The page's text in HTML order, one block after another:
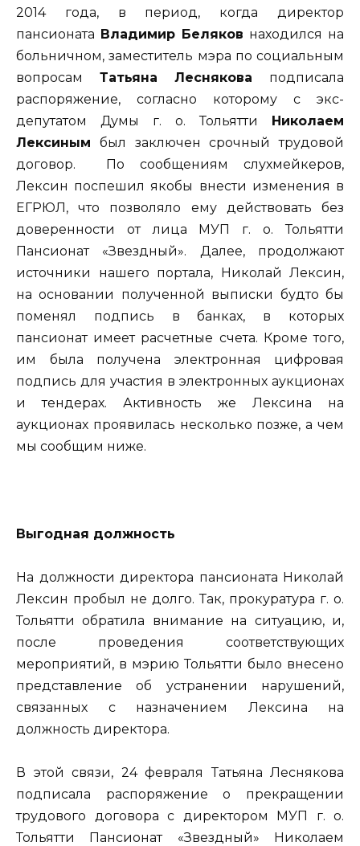
2014 года, в период, когда директор
пансионата Владимир Беляков находился на
больничном, заместитель мэра по социальным
вопросам Татьяна Леснякова подписала
распоряжение, согласно которому с экс-
депутатом Думы г. о. Тольятти Николаем
Лексиным был заключен срочный трудовой
договор. По сообщениям слухмейкеров,
Лексин поспешил якобы внести изменения в
ЕГРЮЛ, что позволяло ему действовать без
доверенности от лица МУП г. о. Тольятти
Пансионат «Звездный». Далее, продолжают
источники нашего портала, Николай Лексин,
на основании полученной выписки будто бы
поменял подпись в банках, в которых
пансионат имеет расчетные счета. Кроме того,
им была получена электронная цифровая
подпись для участия в электронных аукционах
и тендерах. Активность же Лексина на
аукционах проявилась несколько позже, а чем
мы сообщим ниже.
Выгодная должность
На должности директора пансионата Николай
Лексин пробыл не долго. Так, прокуратура г. о.
Тольятти обратила внимание на ситуацию, и,
после проведения соответствующих
мероприятий, в мэрию Тольятти было внесено
представление об устранении нарушений,
связанных с назначением Лексина на
должность директора.
В этой связи, 24 февраля Татьяна Леснякова
подписала распоряжение о прекращении
трудового договора с директором МУП г. о.
Тольятти Пансионат «Звездный» Николаем